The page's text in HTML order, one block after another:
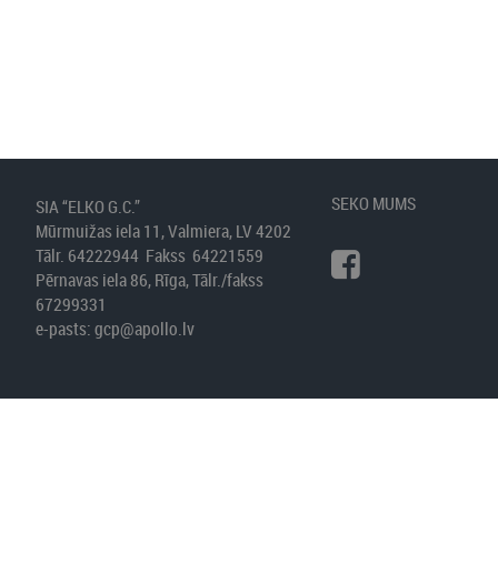
SIA “ELKO G.C.”
Mūrmuižas iela 11, Valmiera, LV 4202
Tālr. 64222944 Fakss 64221559
Pērnavas iela 86, Rīga, Tālr./fakss
67299331
e-pasts:gcp@apollo.lv
SEKO MUMS